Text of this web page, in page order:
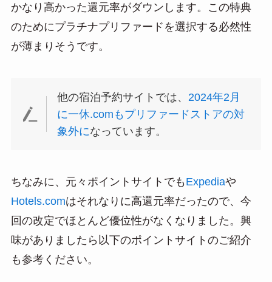
かなり高かった還元率がダウンします。この特典
のためにプラチナプリファードを選択する必然性
が薄まりそうです。
他の宿泊予約サイトでは、 2024年2月
に一休.comもプリファードストアの対
象外になっています。
ちなみに、元々ポイントサイトでも Expediaや
Hotels.comはそれなりに高還元率だったので、今
回の改定でほとんど優位性がなくなりました。興
味がありましたら以下のポイントサイトのご紹介
も参考ください。